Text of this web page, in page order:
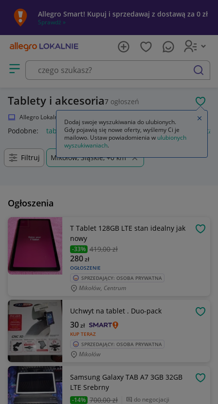
Allegro Smart! Kupuj i sprzedawaj z dostawą za 0 zł
Sprawdź »
Otwórz menu z kategoriami
szukaj
Tablety i akcesoria7 ogłoszeń
Allegro Lokalnie
Podobne: tablet tablet samsung tablet lenovo etui na
Filtruj Mikołów, Śląskie, +0 km
Ogłoszenia
T Tablet 128GB LTE stan idealny jak
nowy
-33% 419,00 zł
OGŁOSZENIE
280zł
SPRZEDAJĄCY: OSOBA PRYWATNA
Mikołów, Centrum
Uchwyt na tablet . Duo-pack
KUP TERAZ
30zł
SPRZEDAJĄCY: OSOBA PRYWATNA
Mikołów
Samsung Galaxy TAB A7 3GB 32GB
LTE Srebrny
-14% 700,00 zł do negocjacji
Dodaj swoje wyszukiwania do ulubionych.
Gdy pojawią się nowe oferty, wyślemy Ci je
mailowo. Ustaw powiadomienia w ulubionych
wyszukiwaniach.